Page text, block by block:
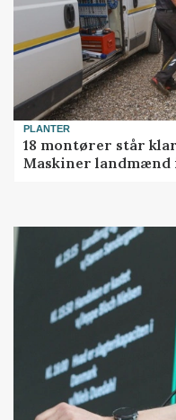
PLANTER
18 montører står
Maskiner landmænd